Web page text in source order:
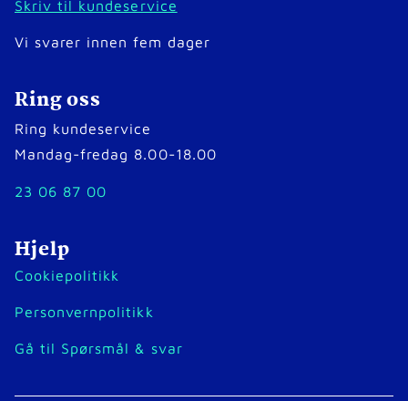
Skriv til kundeservice
Vi svarer innen fem dager
Ring oss
Ring kundeservice
Mandag-fredag 8.00-18.00
23 06 87 00
Hjelp
Cookiepolitikk
Personvernpolitikk
Gå til Spørsmål & svar